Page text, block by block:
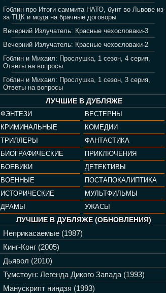
Гоблин про Итоги саммита НАТО, бунт во Львове из-
за ТЦК и мода на брачные договоры
Вечерний Излучатель: Красные чехословаки-3
Вечерний Излучатель: Красные чехословаки-2
Гоблин и Михаил: Прослушка, 1 сезон, 4 серия,
Ответы на вопросы
Гоблин и Михаил: Прослушка, 1 сезон, 3 серия,
Ответы на вопросы
ЛУЧШИЕ В ДУБЛЯЖЕ
ФЭНТЕЗИ
ВЕСТЕРНЫ
КРИМИНАЛЬНЫЕ
КОМЕДИИ
ТРИЛЛЕРЫ
ФАНТАСТИКА
БИОГРАФИЧЕСКИЕ
ПРИКЛЮЧЕНИЯ
БОЕВИКИ
ДЕТЕКТИВЫ
ВОЕННЫЕ
ПОСТАПОКАЛИПТИКА
ИСТОРИЧЕСКИЕ
МУЛЬТФИЛЬМЫ
ДРАМЫ
УЖАСЫ
ЛУЧШИЕ В ДУБЛЯЖЕ (ОБНОВЛЕНИЯ)
Неприкасаемые (1987)
Кинг-Конг (2005)
Дьявол (2010)
Тумстоун: Легенда Дикого Запада (1993)
Манускрипт ниндзя (1993)